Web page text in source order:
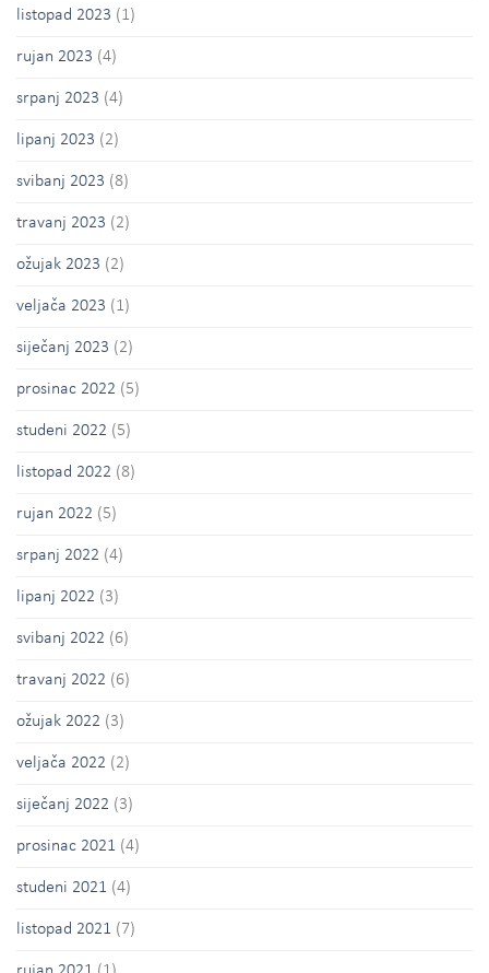
listopad 2023 (1)
rujan 2023 (4)
srpanj 2023 (4)
lipanj 2023 (2)
svibanj 2023 (8)
travanj 2023 (2)
ožujak 2023 (2)
veljača 2023 (1)
siječanj 2023 (2)
prosinac 2022 (5)
studeni 2022 (5)
listopad 2022 (8)
rujan 2022 (5)
srpanj 2022 (4)
lipanj 2022 (3)
svibanj 2022 (6)
travanj 2022 (6)
ožujak 2022 (3)
veljača 2022 (2)
siječanj 2022 (3)
prosinac 2021 (4)
studeni 2021 (4)
listopad 2021 (7)